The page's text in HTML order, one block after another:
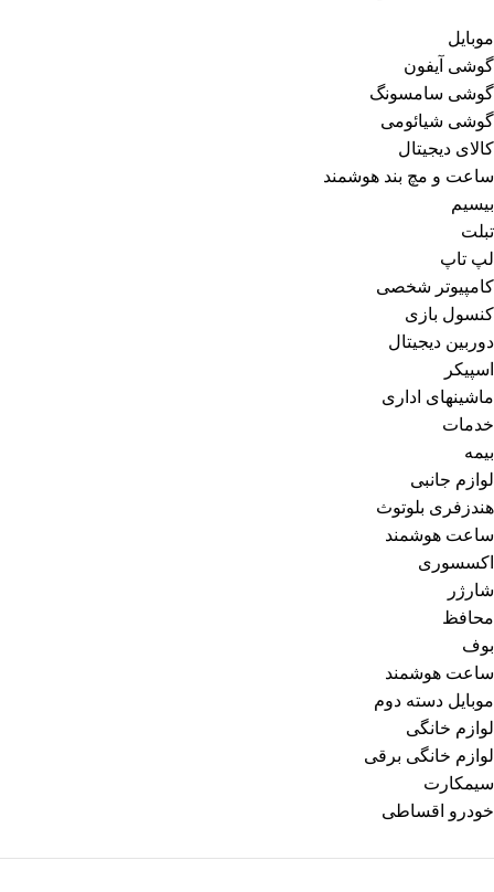
موبایل
گوشی آیفون
گوشی سامسونگ
گوشی شیائومی
کالای دیجیتال
ساعت و مچ بند هوشمند
بیسیم
تبلت
لپ تاپ
کامپیوتر شخصی
کنسول بازی
دوربین دیجیتال
اسپیکر
ماشینهای اداری
خدمات
بیمه
لوازم جانبی
هندزفری بلوتوث
ساعت هوشمند
اکسسوری
شارژر
محافظ
بوف
ساعت هوشمند
موبایل دسته دوم
لوازم خانگی
لوازم خانگی برقی
سیمکارت
خودرو اقساطی